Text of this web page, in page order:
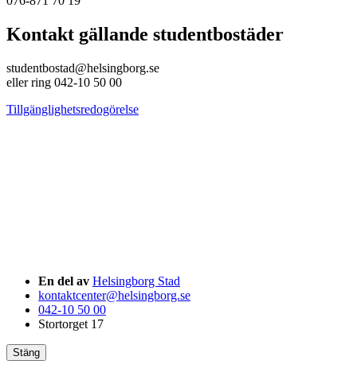
Kontakt gällande studentbostäder
studentbostad@helsingborg.se
eller ring 042-10 50 00
Tillgänglighetsredogörelse
En del av Helsingborg Stad
kontaktcenter@helsingborg.se
042-10 50 00
Stortorget 17
Stäng